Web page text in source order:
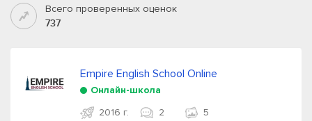
Всего проверенных оценок
737
Empire English School Online
Онлайн-школа
2016 г.
2 5